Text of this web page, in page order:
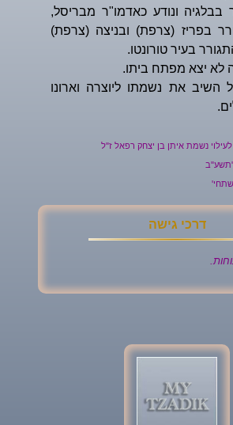
בבלגיה ונודע כאדמו"ר מבריסל,
בפריז (צרפת) ובניצה (צרפת)
בעיר טורונטו.
את נשמתו ליוצרה וארונו
נשמת איתן בן יצחק רפאל ז"ל
דרכי גישה